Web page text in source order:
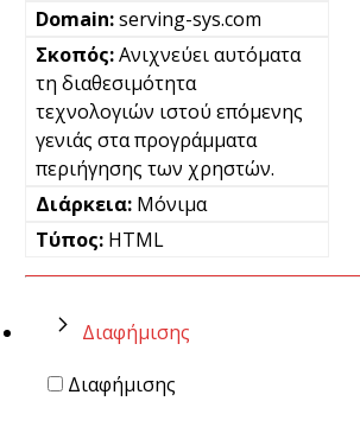
serving-sys.com
Ανιχνεύει αυτόματα
τη διαθεσιμότητα
τεχνολογιών ιστού επόμενης
γενιάς στα προγράμματα
περιήγησης των χρηστών.
Μόνιμα
HTML
Διαφήμισης
Διαφήμισης